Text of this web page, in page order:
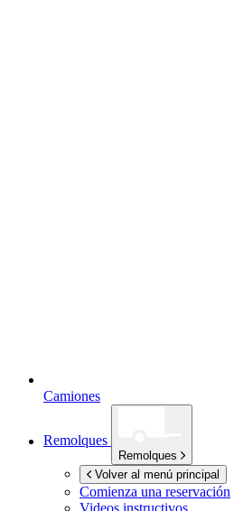
Camiones
Remolques
Remolques
Volver al menú principal
Comienza una reservación
Videos instructivos